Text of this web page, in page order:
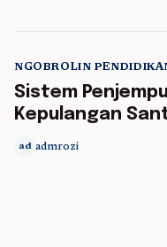
NGOBROLIN
Sistem
Kepulangan
ad admrozi